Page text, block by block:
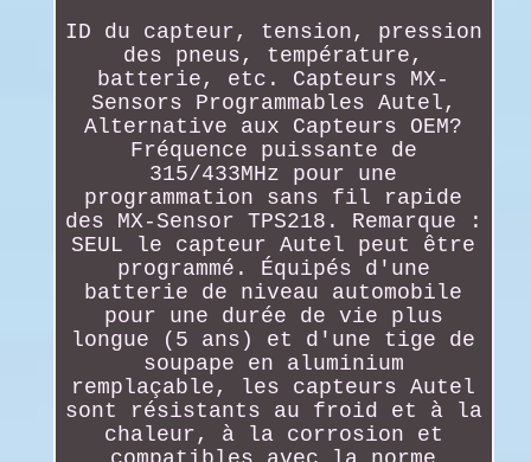
ID du capteur, tension, pression
des pneus, température,
batterie, etc. Capteurs MX-
Sensors Programmables Autel,
Alternative aux Capteurs OEM?
Fréquence puissante de
315/433MHz pour une
programmation sans fil rapide
des MX-Sensor TPS218. Remarque :
SEUL le capteur Autel peut être
programmé. Équipés d'une
batterie de niveau automobile
pour une durée de vie plus
longue (5 ans) et d'une tige de
soupape en aluminium
remplaçable, les capteurs Autel
sont résistants au froid et à la
chaleur, à la corrosion et